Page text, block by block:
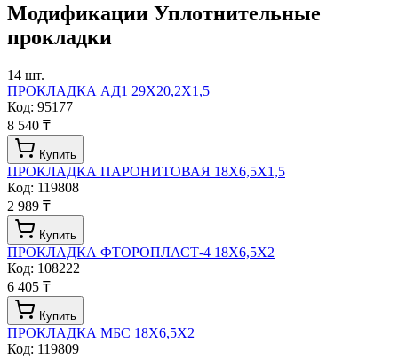
Модификации Уплотнительные
прокладки
14 шт.
ПРОКЛАДКА АД1 29Х20,2Х1,5
Код: 95177
8 540 ₸
Купить
ПРОКЛАДКА ПАРОНИТОВАЯ 18Х6,5Х1,5
Код: 119808
2 989 ₸
Купить
ПРОКЛАДКА ФТОРОПЛАСТ-4 18Х6,5Х2
Код: 108222
6 405 ₸
Купить
ПРОКЛАДКА МБС 18Х6,5Х2
Код: 119809